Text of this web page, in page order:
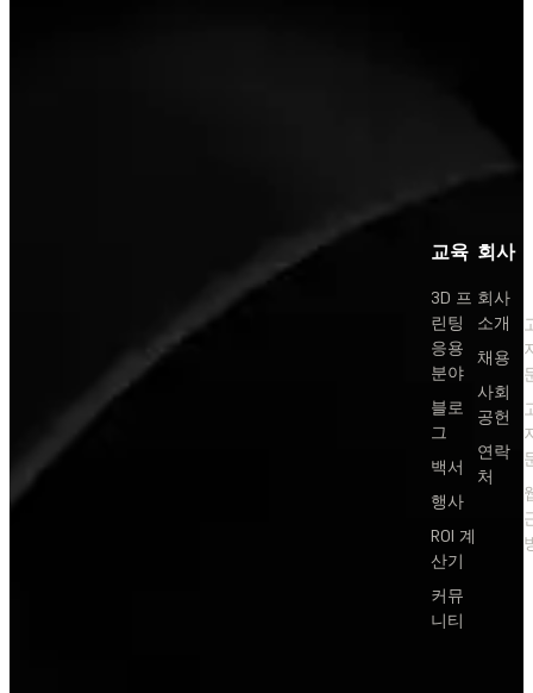
교육
3D 프
린팅
응용
분야
블로
그
백서
행사
ROI 계
산기
커뮤
니티
회사
회사
소개
채용
사회
공헌
연락
처